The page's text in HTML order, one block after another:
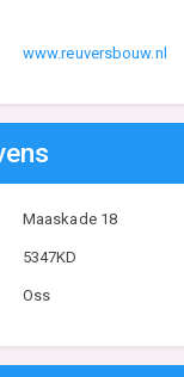
www.reuversbouw.nl
Maaskade 18
5347KD
Oss